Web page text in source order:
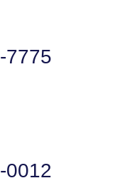
7775
0012